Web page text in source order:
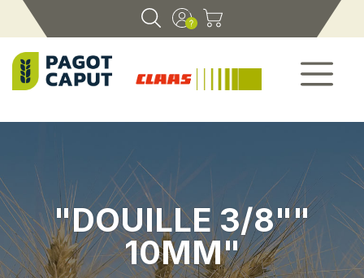
"DOUILLE 3/8""
10MM"